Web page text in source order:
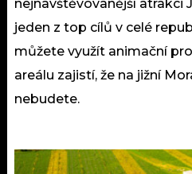
nejnavštěvovanější atrakci
jeden z top cílů v celé
můžete využít animační
areálu zajistí, že na jižní
nebudete.